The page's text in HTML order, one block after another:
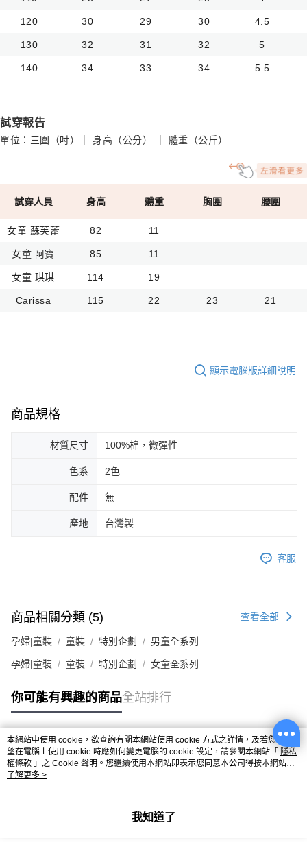
120 30 29 30 4.5
130 32 31 32 5
140 34 33 34 5.5
試穿報告
單位：三圍（吋）｜ 身高（公分） ｜ 體重（公斤）
試穿人員 身高 體重 胸圍 腰圍
女童 蘇芙蕾 82 11
女童 阿寶 85 11
女童 琪琪 114 19
Carissa 115 22 23 21
顯示電腦版詳細說明
商品規格
材質尺寸 100%棉，微彈性
色系 2色
配件 無
產地 台灣製
客服
商品相關分類 (5) 查看全部
孕婦|童裝 童裝 特別企劃 男童全系列
孕婦|童裝 童裝 特別企劃 女童全系列
你可能有興趣的商品全站排行
熱門標籤
本網站中使用 cookie，欲查詢有關本網站使用 cookie 方式之詳情，及若您不希
望在電腦上使用 cookie 時應如何變更電腦的 cookie 設定，請參閱本網站「 隱私
權條款 」之 Cookie 聲明。您繼續使用本網站即表示您同意本公司得按本網站使
用條款之 Cookie 聲明使用 cookie。
了解更多 >
我知道了